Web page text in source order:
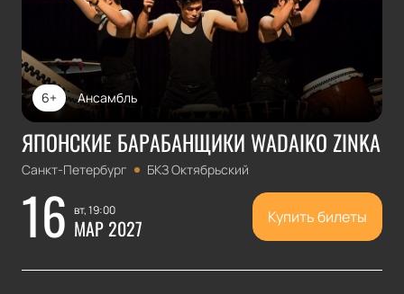
Ансамбль
6+
ЯПОНСКИЕ БАРАБАНЩИКИ WADAIKO ZINKA
Санкт-Петербург БКЗ Октябрьский
16 вт, 19:00
МАР 2027 Купить билеты